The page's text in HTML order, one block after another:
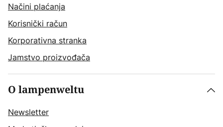
Načini plaćanja
Korisnički račun
Korporativna stranka
Jamstvo proizvođača
O lampenweltu
Newsletter